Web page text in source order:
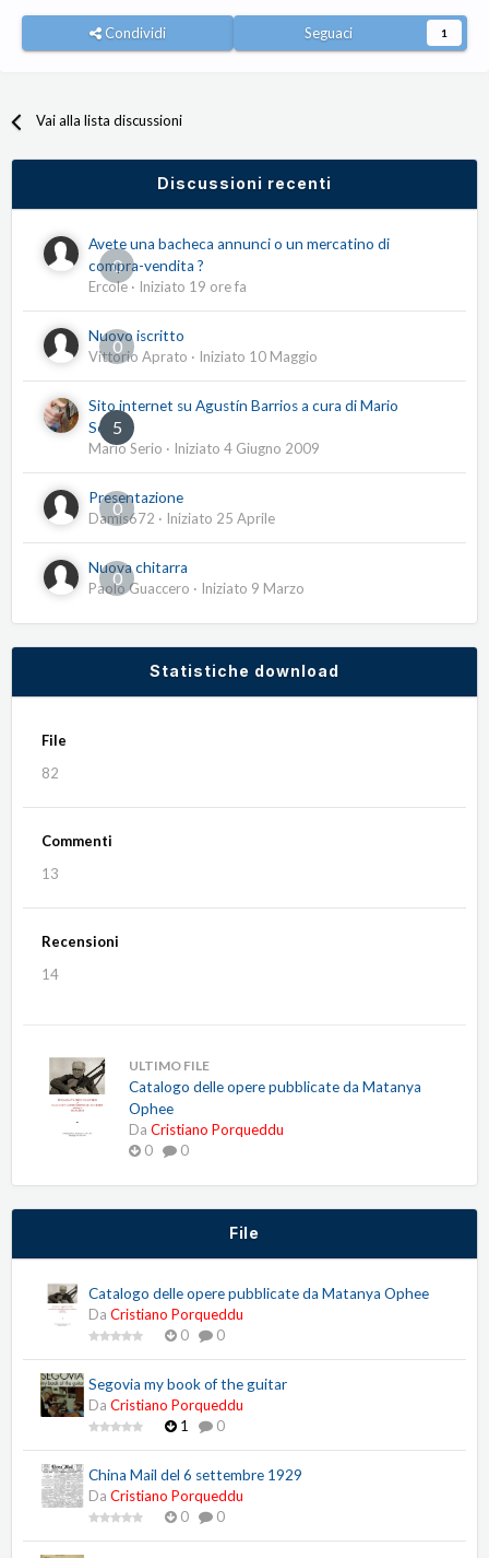
Condividi Seguaci 1
Vai alla lista discussioni
Discussioni recenti
0
Avete una bacheca annunci o un mercatino di
compra-vendita ?
Ercole · Iniziato 19 ore fa
0
Nuovo iscritto
Vittorio Aprato · Iniziato 10 Maggio
5
Sito internet su Agustín Barrios a cura di Mario
Serio
Mario Serio · Iniziato 4 Giugno 2009
0
Presentazione
Damis672 · Iniziato 25 Aprile
0
Nuova chitarra
Paolo Guaccero · Iniziato 9 Marzo
Statistiche download
File
82
Commenti
13
Recensioni
14
ULTIMO FILE
Catalogo delle opere pubblicate da Matanya
Ophee
Da Cristiano Porqueddu
0
0
File
Catalogo delle opere pubblicate da Matanya Ophee
Da Cristiano Porqueddu
0
0
Segovia my book of the guitar
Da Cristiano Porqueddu
1
0
China Mail del 6 settembre 1929
Da Cristiano Porqueddu
0
0